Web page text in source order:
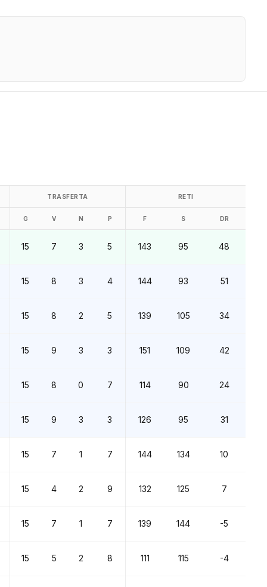
TRASFERTA RETI
G V N P F S DR
15 7 3 5 143 95 48
15 8 3 4 144 93 51
15 8 2 5 139 105 34
15 9 3 3 151 109 42
15 8 0 7 114 90 24
15 9 3 3 126 95 31
15 7 1 7 144 134 10
15 4 2 9 132 125 7
15 7 1 7 139 144 -5
15 5 2 8 111 115 -4